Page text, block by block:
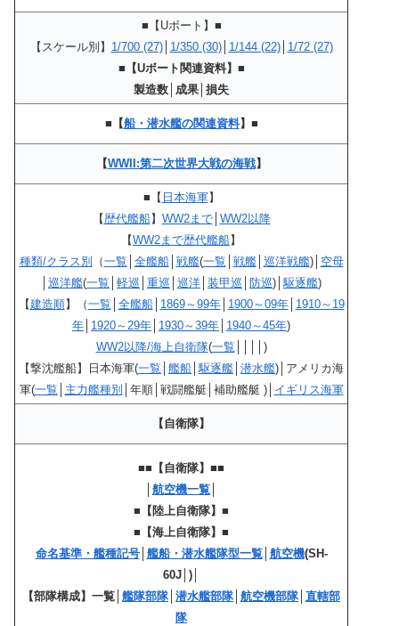
■【Uボート】■
【スケール別】 1/700 (27)│ 1/350 (30)│ 1/144 (22)│ 1/72 (27)
■【Uボート関連資料】■
製造数│成果│損失
■【船・潜水艦の関連資料】■
【WWII:第二次世界大戦の海戦】
■【 日本海軍】
【歴代艦船】 WW2まで│ WW2以降
【WW2まで歴代艦船】
種類/クラス別
（一覧 全艦船│ 戦艦(一覧 戦艦│ 巡洋戦艦)│ 空母
巡洋艦(一覧 軽巡 重巡 巡洋 装甲巡 防巡)│駆逐艦)
【建造順】（一覧 全艦船│ 1869～99年│ 1900～09年│ 1910～19
年 1920～29年 1930～39年 1940～45年)
WW2以降/海上自衛隊(一覧 ││││)
【撃沈艦船】日本海軍(一覧 艦船 │駆逐艦 潜水艦)│アメリカ海
軍(一覧 主力艦種別 │年順│戦闘艦艇│補助艦艇 )│ イギリス海軍
【自衛隊】
■■【自衛隊】■■
航空機一覧
■【陸上自衛隊】■
■【海上自衛隊】■
命名基準・艦種記号│ 艦船・潜水艦隊型一覧│ 航空機(SH-
60J│)│
【部隊構成】一覧│ 艦隊部隊│ 潜水艦部隊│ 航空機部隊│ 直轄部
隊